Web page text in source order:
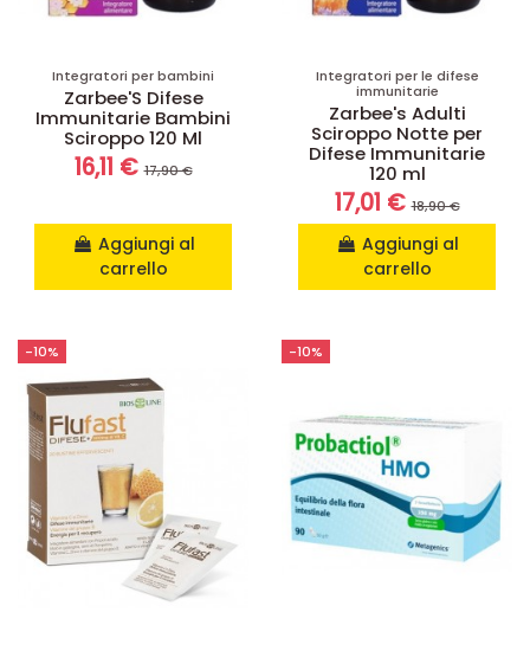
Integratori per bambini
Zarbee'S Difese
Immunitarie Bambini
Sciroppo 120 Ml
16,11 €17,90 €
Aggiungi al
carrello
Integratori per le difese
immunitarie
Zarbee's Adulti
Sciroppo Notte per
Difese Immunitarie
120 ml
17,01 €18,90 €
Aggiungi al
carrello
-10% -10%